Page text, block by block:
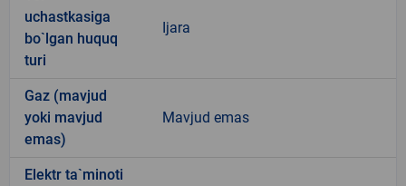
uchastkasiga
bo`lgan huquq
turi
Ijara
Gaz (mavjud
yoki mavjud
emas)
Mavjud emas
Elektr ta`minoti